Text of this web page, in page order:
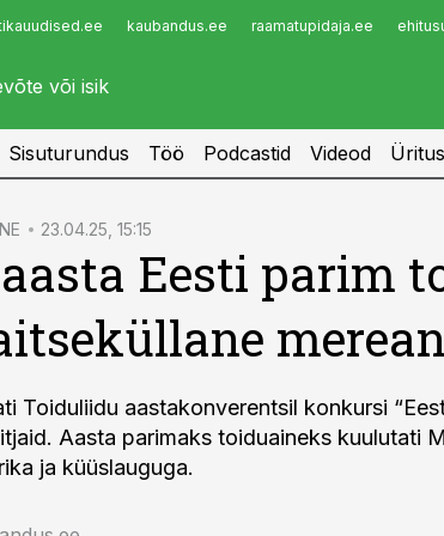
kaubandus.ee raamatupidaja.ee
Infopank
Sisuturundus Töö Podcastid Videod
23.04.25, 15:15
Eesti parim
Toiduliidu aastakonverentsil konkursi
Aasta parimaks toiduaineks kuulutati
ja küüslauguga.